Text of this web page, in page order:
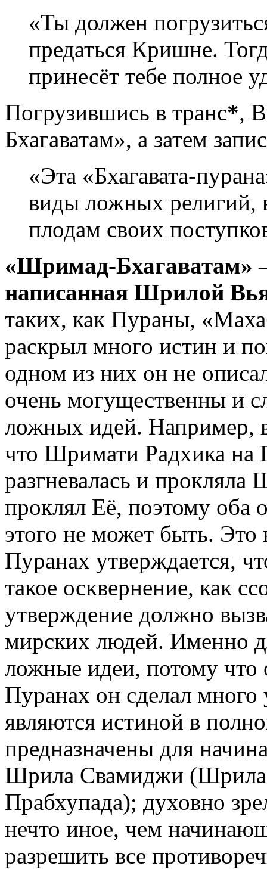
«Ты должен
предаться Кришне.
принесёт тебе полное
Погрузившись в транс*,
Бхагаватам», а затем
«Эта «Бхагавата-
виды ложных религий,
плодам своих
«Шримад-Бхагаватам»
написанная Шрилой
таких, как Пураны,
раскрыл много истин и
одном из них он не
очень могущественны и
ложных идей. Например,
что Шримати Радхика на
разгневалась и
проклял Её, поэтому
этого не может быть.
Пуранах утверждается,
такое осквернение, как
утверждение должно
мирских людей. Именно
ложные идеи, потому
Пуранах он сделал
являются истиной в
предназначены для
Шрила Свамиджи (Шрила
Прабхупада); духовно
нечто иное, чем
разрешить все